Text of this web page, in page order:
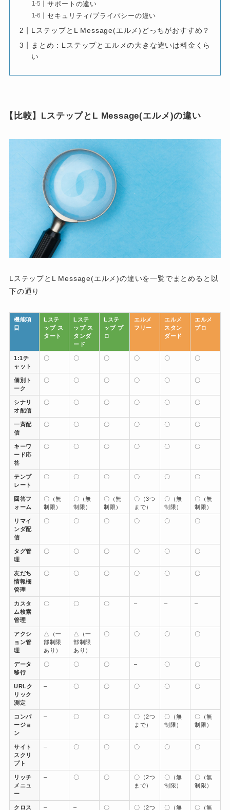
サポートの違い
セキュリティ/プライバシーの違い
LステップとL Message(エルメ)どっちがおすすめ？
まとめ：Lステップとエルメの大きな違いは料金くら
い
【比較】LステップとL Message(エルメ)の違い
LステップとL Message(エルメ)の違いを一覧でまとめると以
下の通り
機能項
目
Lステ
ップ ス
タート
Lステ
ップ ス
タンダ
ード
Lステ
ップ プ
ロ
エルメ
フリー
エルメ
スタン
ダード
エルメ
プロ
1:1チ
ャット
〇 〇 〇 〇 〇 〇
個別ト
ーク
〇 〇 〇 〇 〇 〇
シナリ
オ配信
〇 〇 〇 〇 〇 〇
一斉配
信
〇 〇 〇 〇 〇 〇
キーワ
ード応
答
〇 〇 〇 〇 〇 〇
テンプ
レート
〇 〇 〇 〇 〇 〇
回答フ
ォーム
〇（無
制限）
〇（無
制限）
〇（無
制限）
〇（3つ
まで）
〇（無
制限）
〇（無
制限）
リマイ
ンダ配
信
〇 〇 〇 〇 〇 〇
タグ管
理
〇 〇 〇 〇 〇 〇
友だち
情報欄
管理
〇 〇 〇 〇 〇 〇
カスタ
ム検索
管理
〇 〇 〇 – – –
アクシ
ョン管
理
△（一
部制限
あり）
△（一
部制限
あり）
〇 〇 〇 〇
データ
移行
〇 〇 〇 – 〇 〇
URLク
リック
測定
– 〇 〇 〇 〇 〇
コンバ
ージョ
ン
– 〇 〇
〇（2つ
まで）
〇（無
制限）
〇（無
制限）
サイト
スクリ
プト
– 〇 〇 〇 〇 〇
リッチ
メニュ
ー
– 〇 〇
〇（2つ
まで）
〇（無
制限）
〇（無
制限）
クロス – – 〇 〇（2つ 〇（無 〇（無